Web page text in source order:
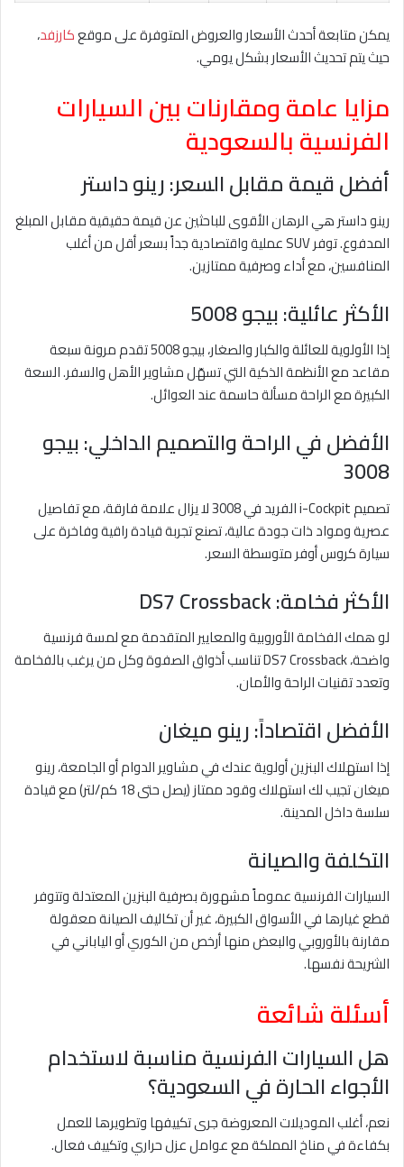
يمكن متابعة أحدث الأسعار والعروض المتوفرة على موقعكارزفد،
حيث يتم تحديث الأسعار بشكل يومي.
مزايا عامة ومقارنات بين السيارات
الفرنسية بالسعودية
أفضل قيمة مقابل السعر: رينو داستر
رينو داستر هي الرهان الأقوى للباحثين عن قيمة حقيقية مقابل المبلغ
المدفوع. توفر SUV عملية واقتصادية جداً بسعر أقل من أغلب
المنافسين، مع أداء وصرفية ممتازين.
الأكثر عائلية: بيجو 5008
إذا الأولوية للعائلة والكبار والصغار، بيجو 5008 تقدم مرونة سبعة
مقاعد مع الأنظمة الذكية التي تسهّل مشاوير الأهل والسفر. السعة
الكبيرة مع الراحة مسألة حاسمة عند العوائل.
الأفضل في الراحة والتصميم الداخلي: بيجو
3008
تصميم i-Cockpit الفريد في 3008 لا يزال علامة فارقة، مع تفاصيل
عصرية ومواد ذات جودة عالية، تصنع تجربة قيادة راقية وفاخرة على
سيارة كروس أوفر متوسطة السعر.
الأكثر فخامة: DS7 Crossback
لو همك الفخامة الأوروبية والمعايير المتقدمة مع لمسة فرنسية
واضحة، DS7 Crossback تناسب أذواق الصفوة وكل من يرغب بالفخامة
وتعدد تقنيات الراحة والأمان.
الأفضل اقتصاداً: رينو ميغان
إذا استهلاك البنزين أولوية عندك في مشاوير الدوام أو الجامعة، رينو
ميغان تجيب لك استهلاك وقود ممتاز (يصل حتى 18 كم/لتر) مع قيادة
سلسة داخل المدينة.
التكلفة والصيانة
السيارات الفرنسية عموماً مشهورة بصرفية البنزين المعتدلة وتتوفر
قطع غيارها في الأسواق الكبيرة، غير أن تكاليف الصيانة معقولة
مقارنة بالأوروبي والبعض منها أرخص من الكوري أو الياباني في
الشريحة نفسها.
أسئلة شائعة
هل السيارات الفرنسية مناسبة لاستخدام
الأجواء الحارة في السعودية؟
نعم، أغلب الموديلات المعروضة جرى تكييفها وتطويرها للعمل
بكفاءة في مناخ المملكة مع عوامل عزل حراري وتكييف فعال.